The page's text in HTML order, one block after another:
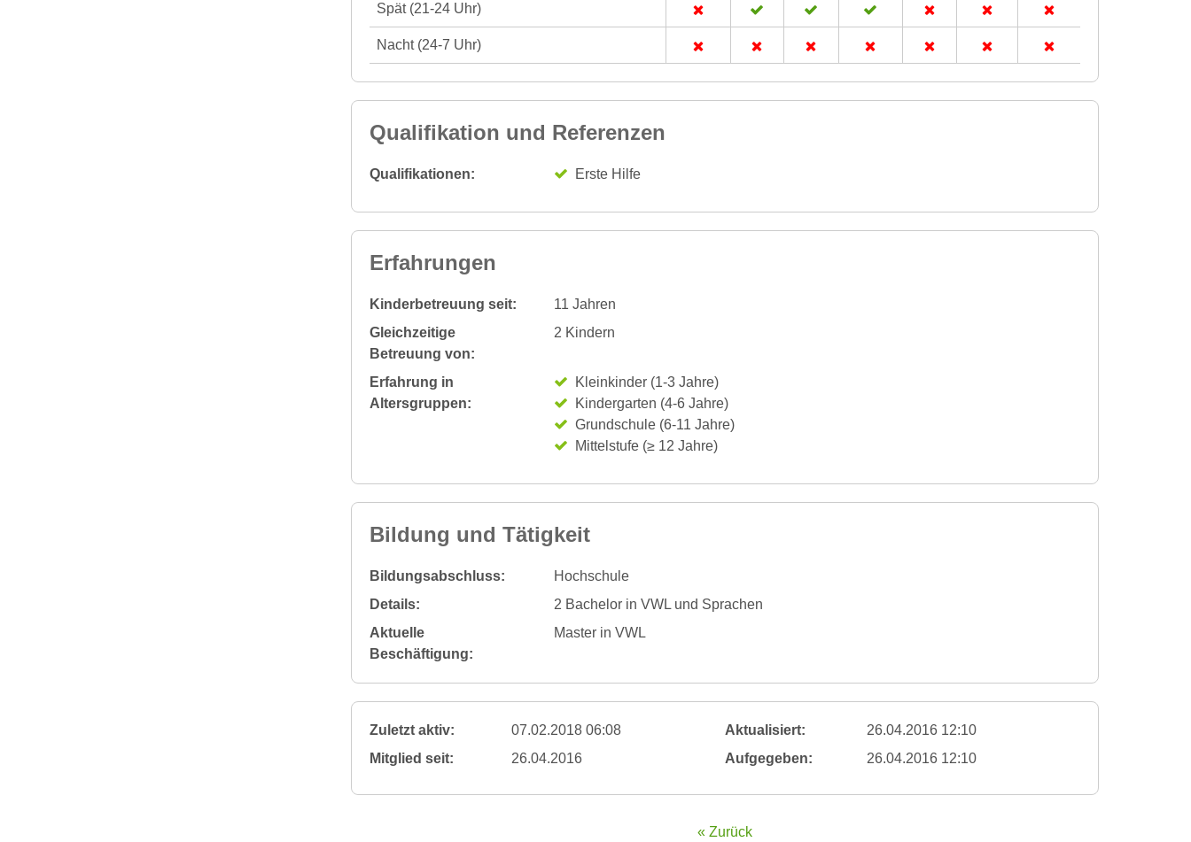
Spät (21-24 Uhr)
Nacht (24-7 Uhr)
Qualifikation und Referenzen
Qualifikationen: Erste Hilfe
Erfahrungen
Kinderbetreuung seit:
11 Jahren
Gleichzeitige
Betreuung von:
2 Kindern
Erfahrung in
Altersgruppen:
Kleinkinder (1-3 Jahre)
Kindergarten (4-6 Jahre)
Grundschule (6-11 Jahre)
Mittelstufe (≥ 12 Jahre)
Bildung und Tätigkeit
Bildungsabschluss:
Hochschule
Details:
2 Bachelor in VWL und Sprachen
Aktuelle
Beschäftigung:
Master in VWL
Zuletzt aktiv: 07.02.2018 06:08 Aktualisiert:
26.04.2016 12:10
Mitglied seit:
26.04.2016 Aufgegeben: 26.04.2016 12:10
« Zurück